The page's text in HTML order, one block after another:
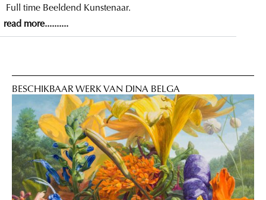
Full time Beeldend Kunstenaar.
read more..........
BESCHIKBAAR WERK VAN DINA BELGA